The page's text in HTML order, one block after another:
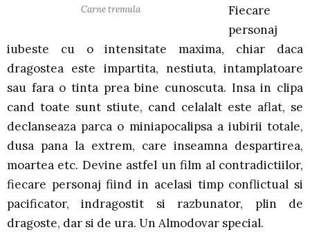
Carne tremula
Fiecare
personaj
iubeste cu o intensitate maxima, chiar daca
dragostea este impartita, nestiuta, intamplatoare
sau fara o tinta prea bine cunoscuta. Insa in clipa
cand toate sunt stiute, cand celalalt este aflat, se
declanseaza parca o miniapocalipsa a iubirii totale,
dusa pana la extrem, care inseamna despartirea,
moartea etc. Devine astfel un film al contradictiilor,
fiecare personaj fiind in acelasi timp conflictual si
pacificator, indragostit si razbunator, plin de
dragoste, dar si de ura. Un Almodovar special.